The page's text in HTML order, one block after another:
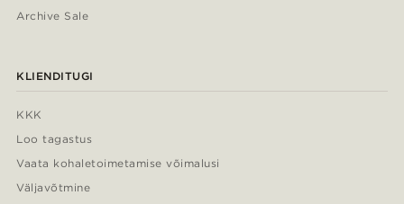
Archive Sale
KLIENDITUGI
KKK
Loo tagastus
Vaata kohaletoimetamise võimalusi
Väljavõtmine